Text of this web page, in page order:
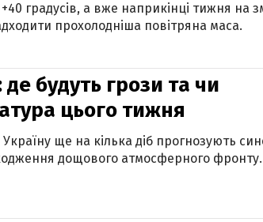
градусів, а вже наприкінці тижня на
прохолодніша повітряна маса.
будуть грози та чи
цього тижня
Україну ще на кілька діб прогнозують
дощового атмосферного фронту.